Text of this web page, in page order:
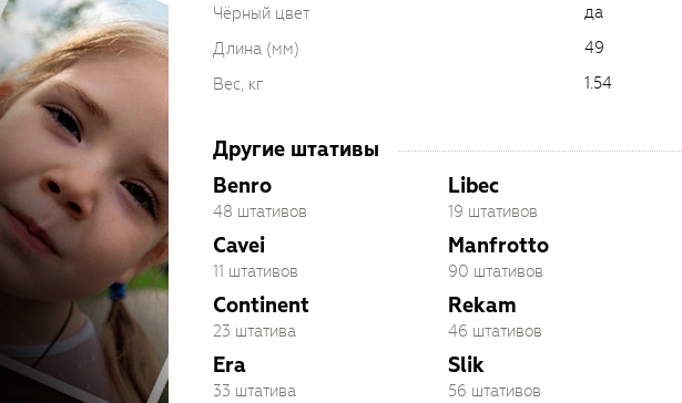
Чёрный цвет
да
Длина (мм)
49
Вес, кг
1.54
Другие штативы
Benro
48 штативов
Cavei
11 штативов
Continent
23 штатива
Era
33 штатива
Libec
19 штативов
Manfrotto
90 штативов
Rekam
46 штативов
Slik
56 штативов